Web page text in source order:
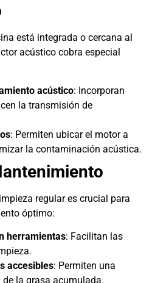
está integrada o cercana al
acústico cobra especial
acústico: Incorporan
la transmisión de
: Permiten ubicar el motor a
la contaminación acústica.
regular es crucial para
óptimo:
herramientas: Facilitan las
accesibles: Permiten una
la grasa acumulada.